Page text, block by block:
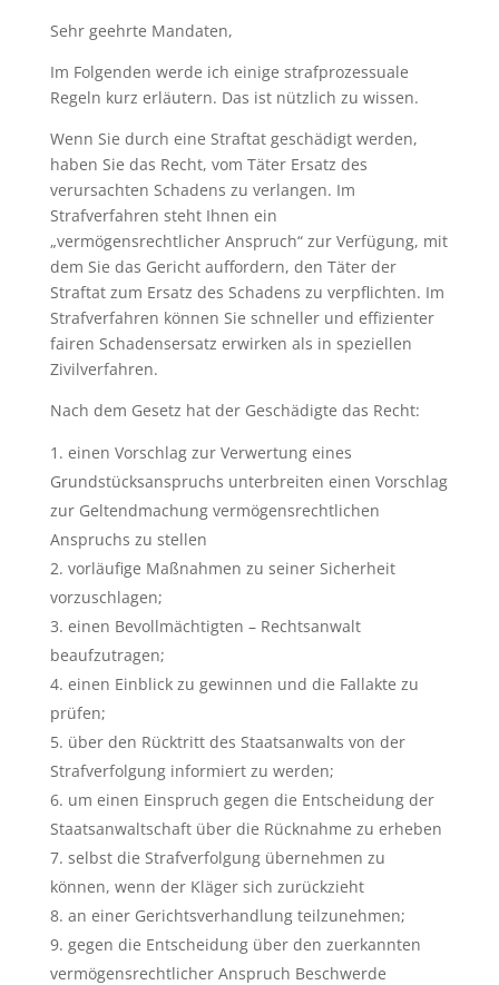
Sehr geehrte Mandaten,
Im Folgenden werde ich einige strafprozessuale
Regeln kurz erläutern. Das ist nützlich zu wissen.
Wenn Sie durch eine Straftat geschädigt werden,
haben Sie das Recht, vom Täter Ersatz des
verursachten Schadens zu verlangen. Im
Strafverfahren steht Ihnen ein
„vermögensrechtlicher Anspruch“ zur Verfügung, mit
dem Sie das Gericht auffordern, den Täter der
Straftat zum Ersatz des Schadens zu verpflichten. Im
Strafverfahren können Sie schneller und effizienter
fairen Schadensersatz erwirken als in speziellen
Zivilverfahren.
Nach dem Gesetz hat der Geschädigte das Recht:
einen Vorschlag zur Verwertung eines
Grundstücksanspruchs unterbreiten einen Vorschlag
zur Geltendmachung vermögensrechtlichen
Anspruchs zu stellen
vorläufige Maßnahmen zu seiner Sicherheit
vorzuschlagen;
einen Bevollmächtigten – Rechtsanwalt
beaufzutragen;
einen Einblick zu gewinnen und die Fallakte zu
prüfen;
über den Rücktritt des Staatsanwalts von der
Strafverfolgung informiert zu werden;
um einen Einspruch gegen die Entscheidung der
Staatsanwaltschaft über die Rücknahme zu erheben
selbst die Strafverfolgung übernehmen zu
können, wenn der Kläger sich zurückzieht
an einer Gerichtsverhandlung teilzunehmen;
gegen die Entscheidung über den zuerkannten
vermögensrechtlicher Anspruch Beschwerde